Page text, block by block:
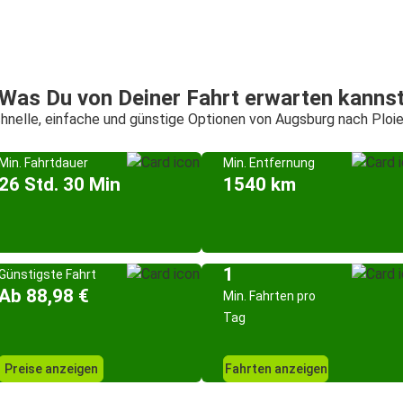
Du von Deiner Fahrt erwarten kannst
einfache und günstige Optionen von Augsburg nach
Fahrtdauer
Std. 30 Min
Min. Entfernung
1540 km
Fahrt
88,98 €
Preise anzeigen
1
Min. Fahrten pro
Tag
Fahrten anzeigen